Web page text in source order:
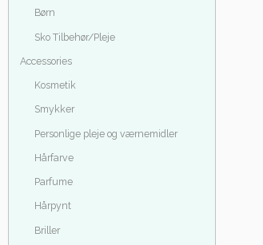
Børn
Sko Tilbehør/Pleje
Accessories
Kosmetik
Smykker
Personlige pleje og værnemidler
Hårfarve
Parfume
Hårpynt
Briller